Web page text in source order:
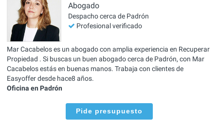
Abogado
Despacho cerca de Padrón
Profesional verificado
Mar Cacabelos es un abogado con amplia experiencia en Recuperar
Propiedad . Si buscas un buen abogado cerca de Padrón, con Mar
Cacabelos estás en buenas manos. Trabaja con clientes de
Easyoffer desde hace8 años.
Oficina en Padrón
Pide presupuesto